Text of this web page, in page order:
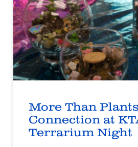
More Than
Connection at
Terrarium Night